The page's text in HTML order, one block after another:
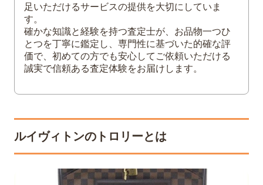
キャリーオンバッグが固定できない
4 ルイヴィトンのトロリーは買取可能？
足いただけるサービスの提供を大切にしていま
す。
確かな知識と経験を持つ査定士が、お品物一つひ
とつを丁寧に鑑定し、専門性に基づいた的確な評
価で、初めての方でも安心してご依頼いただける
誠実で信頼ある査定体験をお届けします。
ルイヴィトンのトロリーとは